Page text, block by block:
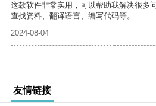
这款软件非常实用，可以帮助我解决很多
查找资料、翻译语言、编写代码等。
2024-08-04
友情链接